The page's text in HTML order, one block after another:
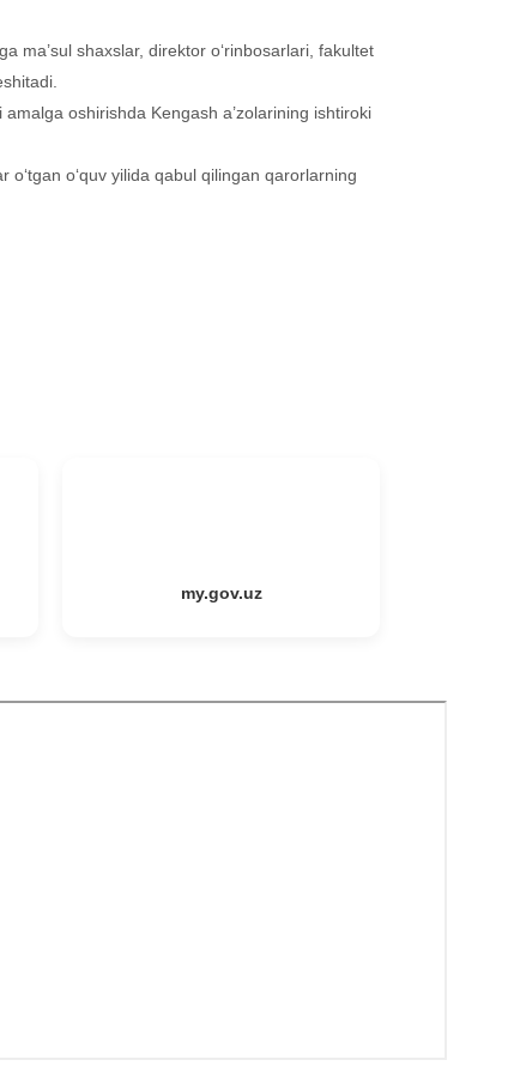
ma’sul shaxslar, direktor o‘rinbosarlari, fakultet
oshirishda Kengash a’zolarining ishtiroki
o‘quv yilida qabul qilingan qarorlarning
my.gov.uz